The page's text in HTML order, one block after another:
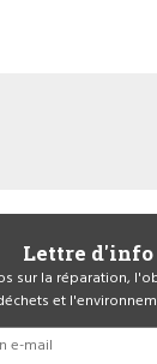
Lettre d'info
sur la réparation,
et